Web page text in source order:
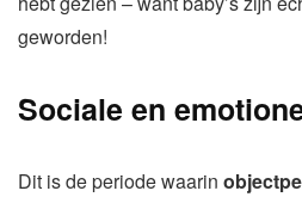
geworden!
Sociale en
Dit is de periode waarin